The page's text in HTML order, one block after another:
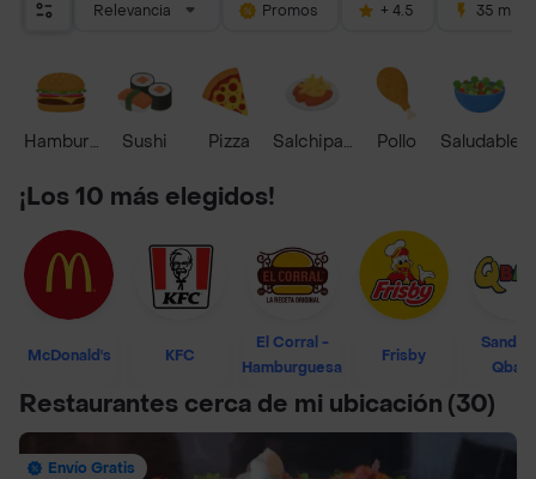
Relevancia Promos + 4.5 35 mins
HamburguesaSushi Pizza Salchipapas Pollo Saludable
¡Los 10 más elegidos!
McDonald's KFC
El Corral -
Hamburguesa
Frisby
Restaurantes cerca de mi ubicación (30)
Envío Gratis